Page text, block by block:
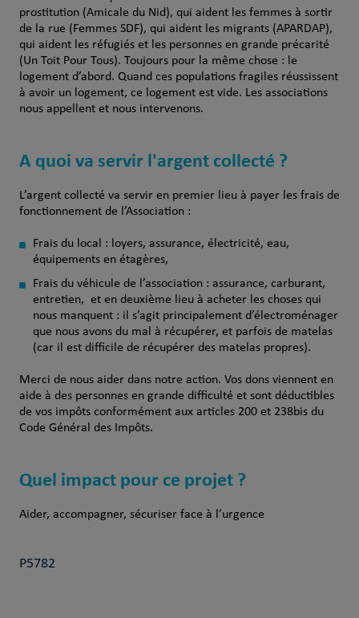
prostitution (Amicale du Nid), qui aident les femmes à sortir
de la rue (Femmes SDF), qui aident les migrants (APARDAP),
qui aident les réfugiés et les personnes en grande précarité
(Un Toit Pour Tous). Toujours pour la même chose : le
logement d’abord. Quand ces populations fragiles réussissent
à avoir un logement, ce logement est vide. Les associations
nous appellent et nous intervenons.
A quoi va servir l'argent collecté ?
L’argent collecté va servir en premier lieu à payer les frais de
fonctionnement de l’Association :
Frais du local : loyers, assurance, électricité, eau,
équipements en étagères,
Frais du véhicule de l’association : assurance, carburant,
entretien, et en deuxième lieu à acheter les choses qui
nous manquent : il s’agit principalement d’électroménager
que nous avons du mal à récupérer, et parfois de matelas
(car il est difficile de récupérer des matelas propres).
Merci de nous aider dans notre action. Vos dons viennent en
aide à des personnes en grande difficulté et sont déductibles
de vos impôts conformément aux articles 200 et 238bis du
Code Général des Impôts.
Quel impact pour ce projet ?
Aider, accompagner, sécuriser face à l’urgence
P5782